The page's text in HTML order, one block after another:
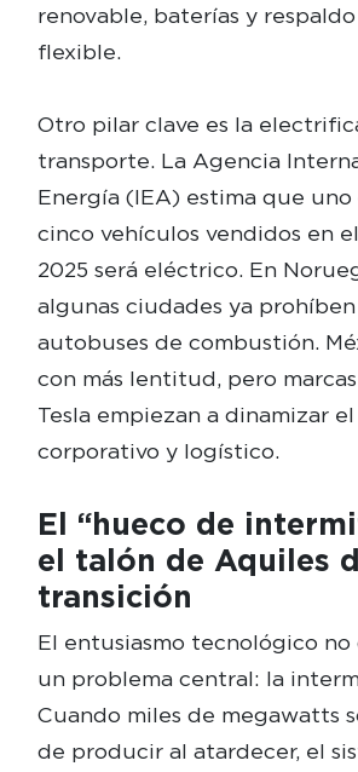
renovable, baterías y
flexible.
Otro pilar clave es la
transporte. La Agencia
Energía (IEA) estima que uno
cinco vehículos vendidos en
2025 será eléctrico. En
algunas ciudades ya
autobuses de combustión.
con más lentitud, pero
Tesla empiezan a dinamizar
corporativo y logístico.
El “hueco de
el talón de Aquiles
transición
El entusiasmo tecnológico
un problema central: la
Cuando miles de megawatts
de producir al atardecer, el